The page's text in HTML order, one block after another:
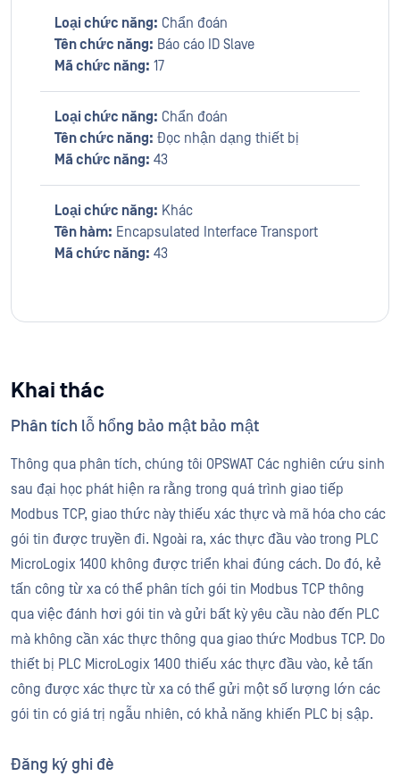
Loại chức năng: Chẩn đoán
Tên chức năng: Báo cáo ID Slave
Mã chức năng: 17
Loại chức năng: Chẩn đoán
Tên chức năng: Đọc nhận dạng thiết bị
Mã chức năng: 43
Loại chức năng: Khác
Tên hàm: Encapsulated Interface Transport
Mã chức năng: 43
Khai thác
Phân tích lỗ hổng bảo mật bảo mật
Thông qua phân tích, chúng tôi OPSWAT Các nghiên cứu sinh
sau đại học phát hiện ra rằng trong quá trình giao tiếp
Modbus TCP, giao thức này thiếu xác thực và mã hóa cho các
gói tin được truyền đi. Ngoài ra, xác thực đầu vào trong PLC
MicroLogix 1400 không được triển khai đúng cách. Do đó, kẻ
tấn công từ xa có thể phân tích gói tin Modbus TCP thông
qua việc đánh hơi gói tin và gửi bất kỳ yêu cầu nào đến PLC
mà không cần xác thực thông qua giao thức Modbus TCP. Do
thiết bị PLC MicroLogix 1400 thiếu xác thực đầu vào, kẻ tấn
công được xác thực từ xa có thể gửi một số lượng lớn các
gói tin có giá trị ngẫu nhiên, có khả năng khiến PLC bị sập.
Đăng ký ghi đè